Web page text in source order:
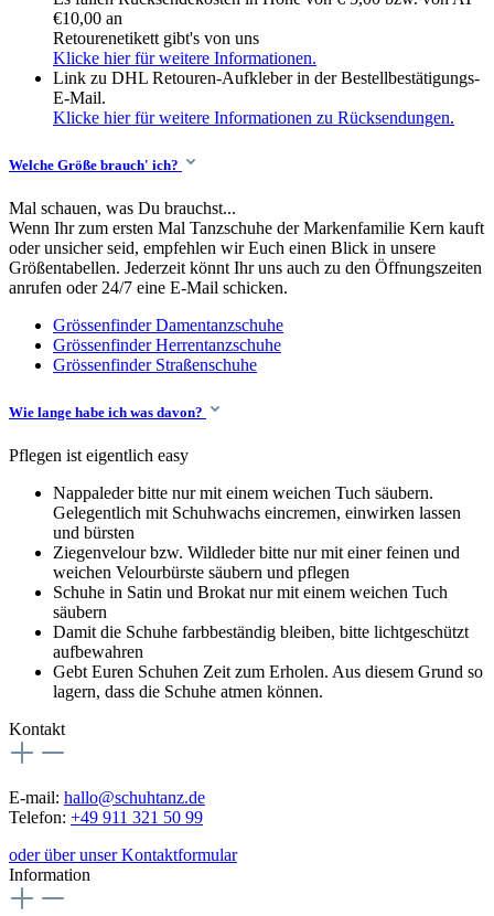
€10,00 an
Retourenetikett gibt's von uns
Klicke hier für weitere Informationen.
Link zu DHL Retouren-Aufkleber in der Bestellbestätigungs-
E-Mail.
Klicke hier für weitere Informationen zu Rücksendungen.
Welche Größe brauch' ich?
Mal schauen, was Du brauchst...
Wenn Ihr zum ersten Mal Tanzschuhe der Markenfamilie Kern kauft
oder unsicher seid, empfehlen wir Euch einen Blick in unsere
Größentabellen. Jederzeit könnt Ihr uns auch zu den Öffnungszeiten
anrufen oder 24/7 eine E-Mail schicken.
Grössenfinder Damentanzschuhe
Grössenfinder Herrentanzschuhe
Grössenfinder Straßenschuhe
Wie lange habe ich was davon?
Pflegen ist eigentlich easy
Nappaleder bitte nur mit einem weichen Tuch säubern.
Gelegentlich mit Schuhwachs eincremen, einwirken lassen
und bürsten
Ziegenvelour bzw. Wildleder bitte nur mit einer feinen und
weichen Velourbürste säubern und pflegen
Schuhe in Satin und Brokat nur mit einem weichen Tuch
säubern
Damit die Schuhe farbbeständig bleiben, bitte lichtgeschützt
aufbewahren
Gebt Euren Schuhen Zeit zum Erholen. Aus diesem Grund so
lagern, dass die Schuhe atmen können.
Kontakt
E-mail: hallo@schuhtanz.de
Telefon: +49 911 321 50 99
oder über unser Kontaktformular
Information